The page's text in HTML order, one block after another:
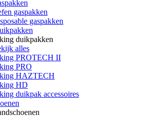
gaspakken
gaspakken
duikpakken
alles
PROTECH II
PRO
HAZTECH
HD
duikpak accessoires